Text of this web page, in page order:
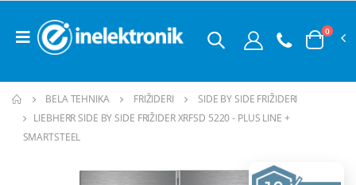
0
BELA TEHNIKA FRIŽIDERI
SIDE BY SIDE FRIŽIDERI
LIEBHERR SIDE BY SIDE FRIŽIDER XRFSD 5220 - PLUS LINE +
SMARTSTEEL